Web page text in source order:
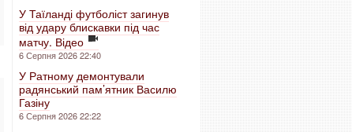
У Таїланді футболіст загинув
від удару блискавки під час
матчу. Відео
6 Серпня 2026 22:40
У Ратному демонтували
радянський пам’ятник Василю
Газіну
6 Серпня 2026 22:22